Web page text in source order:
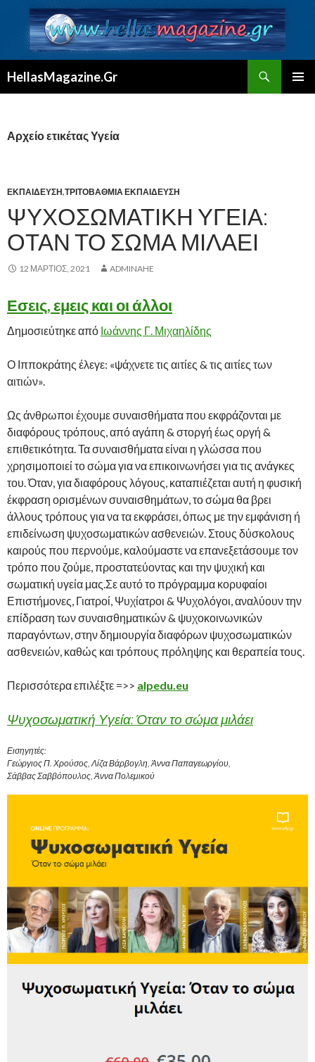
HellasMagazine.Gr
Αρχείο ετικέτας Υγεία
ΕΚΠΑΊΔΕΥΣΗ,ΤΡΙΤΟΒΆΘΜΙΑ ΕΚΠΑΊΔΕΥΣΗ
ΨΥΧΟΣΩΜΑΤΙΚΉ ΥΓΕΊΑ:
ΌΤΑΝ ΤΟ ΣΏΜΑ ΜΙΛΆΕΙ
12 ΜΆΡΤΙΟΣ, 2021 ADMINAHE
Εσεις, εμεις και οι άλλοι
Δημοσιεύτηκε από Ιωάννης Γ. Μιχαηλίδης
Ο Ιπποκράτης έλεγε: «ψάχνετε τις αιτίες & τις αιτίες των
αιτιών».
Ως άνθρωποι έχουμε συναισθήματα που εκφράζονται με
διαφόρους τρόπους, από αγάπη & στοργή έως οργή &
επιθετικότητα. Τα συναισθήματα είναι η γλώσσα που
χρησιμοποιεί το σώμα για να επικοινωνήσει για τις ανάγκες
του. Όταν, για διαφόρους λόγους, καταπιέζεται αυτή η φυσική
έκφραση ορισμένων συναισθημάτων, το σώμα θα βρει
άλλους τρόπους για να τα εκφράσει, όπως με την εμφάνιση ή
επιδείνωση ψυχοσωματικών ασθενειών. Στους δύσκολους
καιρούς που περνούμε, καλούμαστε να επανεξετάσουμε τον
τρόπο που ζούμε, προστατεύοντας και την ψυχική και
σωματική υγεία μας.Σε αυτό το πρόγραμμα κορυφαίοι
Επιστήμονες, Γιατροί, Ψυχίατροι & Ψυχολόγοι, αναλύουν την
επίδραση των συναισθηματικών & ψυχοκοινωνικών
παραγόντων, στην δημιουργία διαφόρων ψυχοσωματικών
ασθενειών, καθώς και τρόπους πρόληψης και θεραπεία τους.
Περισσότερα επιλέξτε =>> alpedu.eu
Ψυχοσωματική Υγεία: Όταν το σώμα μιλάει
Εισηγητές:
Γεώργιος Π. Χρούσος, Λίζα Βάρβογλη, Άννα Παπαγεωργίου,
Σάββας Σαββόπουλος, Άννα Πολεμικού